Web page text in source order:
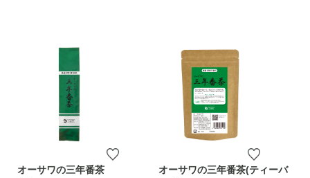
オーサワの三年番茶
オーサワの三年番茶(ティーバ